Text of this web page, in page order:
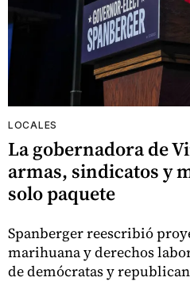
LOCALES
La gobernadora de
armas, sindicatos y
solo paquete
Spanberger reescribió
marihuana y derechos
de demócratas y